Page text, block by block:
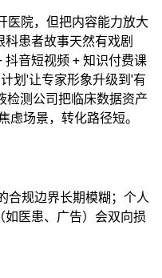
医院，但把内容能力放大
患者故事天然有戏剧
音短视频 + 知识付费课
划'让专家形象升级到'有
检测公司把临床数据资产
虑场景，转化路径短。
合规边界长期模糊；个人
医患、广告）会双向损